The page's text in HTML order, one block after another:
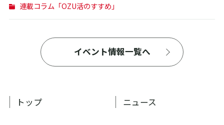
連載コラム「OZU活のすすめ」
イベント情報一覧へ
トップ ニュース